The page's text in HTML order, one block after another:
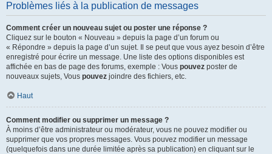
Problèmes liés à la publication de messages
Comment créer un nouveau sujet ou poster une réponse ?
Cliquez sur le bouton « Nouveau » depuis la page d’un forum ou
« Répondre » depuis la page d’un sujet. Il se peut que vous ayez besoin d’être
enregistré pour écrire un message. Une liste des options disponibles est
affichée en bas de page des forums, exemple : Vous pouvez poster de
nouveaux sujets, Vous pouvez joindre des fichiers, etc.
Haut
Comment modifier ou supprimer un message ?
À moins d’être administrateur ou modérateur, vous ne pouvez modifier ou
supprimer que vos propres messages. Vous pouvez modifier un message
(quelquefois dans une durée limitée après sa publication) en cliquant sur le